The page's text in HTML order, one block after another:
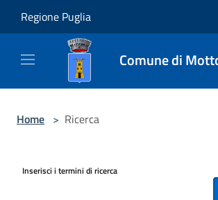
Regione Puglia
Comune di
Home > Ricerca
Inserisci i termini di ricerca